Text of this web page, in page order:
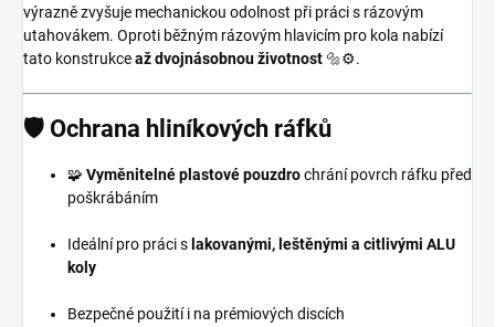
výrazně zvyšuje mechanickou odolnost při práci s rázovým
utahovákem. Oproti běžným rázovým hlavicím pro kola nabízí
tato konstrukceaž dvojnásobnou životnost🔩⚙️.
🛡️ Ochrana hliníkových ráfků
🧩Vyměnitelné plastové pouzdrochrání povrch ráfku před
poškrábáním
Ideální pro práci s lakovanými, leštěnými a citlivými ALU
koly
Bezpečné použití i na prémiových discích